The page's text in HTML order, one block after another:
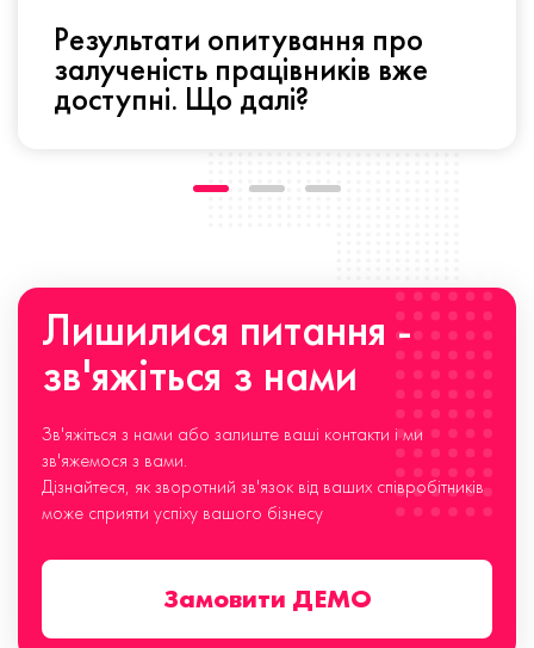
Результати опитування про
залученість працівників вже
доступні. Що далі?
Лишилися питання -
зв'яжіться з нами
Зв'яжіться з нами або залиште ваші контакти і ми
зв'яжемося з вами.
Дізнайтеся, як зворотний зв'язок від ваших співробітників
може сприяти успіху вашого бізнесу
Замовити ДЕМО